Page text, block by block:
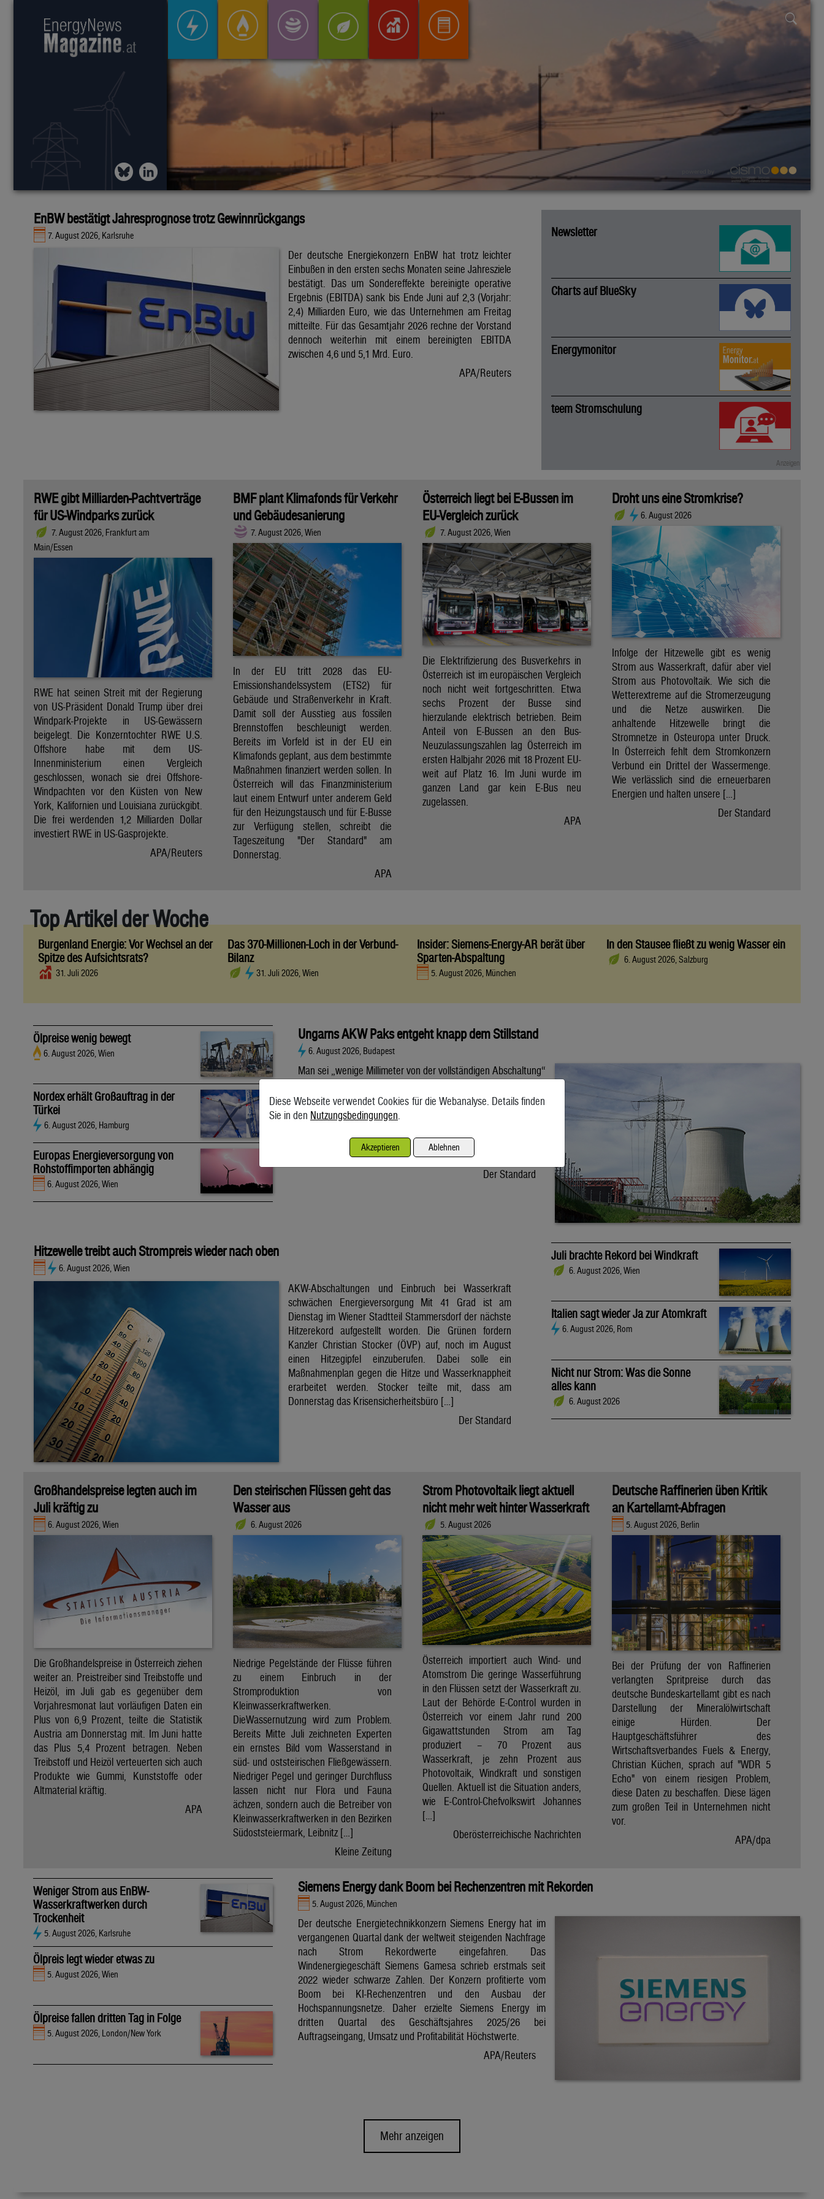
EnBW bestätigt Jahresprognose trotz Gewinnrückgangs
7. August 2026, Karlsruhe
Der deutsche Energiekonzern EnBW hat trotz leichter
Einbußen in den ersten sechs Monaten seine Jahresziele
bestätigt. Das um Sondereffekte bereinigte operative
Ergebnis (EBITDA) sank bis Ende Juni auf 2,3 (Vorjahr:
2,4) Milliarden Euro, wie das Unternehmen am Freitag
mitteilte. Für das Gesamtjahr 2026 rechne der Vorstand
dennoch weiterhin mit einem bereinigten EBITDA
zwischen 4,6 und 5,1 Mrd. Euro.
APA/Reuters
Newsletter
Charts auf BlueSky
Energymonitor
teem Stromschulung
RWE gibt Milliarden-Pachtverträge
für US-Windparks zurück
7. August 2026, Frankfurt am
Main/Essen
RWE hat seinen Streit mit der Regierung
von US-Präsident Donald Trump über drei
Windpark-Projekte in US-Gewässern
beigelegt. Die Konzerntochter RWE U.S.
Offshore habe mit dem US-
Innenministerium einen Vergleich
geschlossen, wonach sie drei Offshore-
Windpachten vor den Küsten von New
York, Kalifornien und Louisiana zurückgibt.
Die frei werdenden 1,2 Milliarden Dollar
investiert RWE in US-Gasprojekte.
APA/Reuters
BMF plant Klimafonds für Verkehr
und Gebäudesanierung
7. August 2026, Wien
In der EU tritt 2028 das EU-
Emissionshandelssystem (ETS2) für
Gebäude und Straßenverkehr in Kraft.
Damit soll der Ausstieg aus fossilen
Brennstoffen beschleunigt werden.
Bereits im Vorfeld ist in der EU ein
Klimafonds geplant, aus dem bestimmte
Maßnahmen finanziert werden sollen. In
Österreich will das Finanzministerium
laut einem Entwurf unter anderem Geld
für den Heizungstausch und für E-Busse
zur Verfügung stellen, schreibt die
Tageszeitung "Der Standard" am
Donnerstag.
APA
Österreich liegt bei E-Bussen im
EU-Vergleich zurück
7. August 2026, Wien
Die Elektrifizierung des Busverkehrs in
Österreich ist im europäischen Vergleich
noch nicht weit fortgeschritten. Etwa
sechs Prozent der Busse sind
hierzulande elektrisch betrieben. Beim
Anteil von E-Bussen an den Bus-
Neuzulassungszahlen lag Österreich im
ersten Halbjahr 2026 mit 18 Prozent EU-
weit auf Platz 16. Im Juni wurde im
ganzen Land gar kein E-Bus neu
zugelassen.
APA
Droht uns eine Stromkrise?
6. August 2026
Infolge der Hitzewelle gibt es wenig
Strom aus Wasserkraft, dafür aber viel
Strom aus Photovoltaik. Wie sich die
Wetterextreme auf die Stromerzeugung
und die Netze auswirken. Die
anhaltende Hitzewelle bringt die
Stromnetze in Osteuropa unter Druck.
In Österreich fehlt dem Stromkonzern
Verbund ein Drittel der Wassermenge.
Wie verlässlich sind die erneuerbaren
Energien und halten unsere […]
Der Standard
Top Artikel der Woche
Burgenland Energie: Vor Wechsel an der
Spitze des Aufsichtsrats?
31. Juli 2026
Das 370-Millionen-Loch in der Verbund-
Bilanz
31. Juli 2026, Wien
Insider: Siemens-Energy-AR berät über
Sparten-Abspaltung
5. August 2026, München
In den Stausee fließt zu wenig Wasser ein
6. August 2026, Salzburg
Ölpreise wenig bewegt
6. August 2026, Wien
Nordex erhält Großauftrag in der
Türkei
6. August 2026, Hamburg
Europas Energieversorgung von
Rohstoffimporten abhängig
6. August 2026, Wien
Ungarns AKW Paks entgeht knapp dem Stillstand
6. August 2026, Budapest
Man sei „wenige Millimeter von der vollständigen Abschaltung“
bleibt aber nach wie vor kritisch. Ein Drittel des ungarischen
Stroms kommt aus dem Kraftwerk. Der Anblick am
Strom noch nie“, sagt Gyuri, der Taxifahrer. Während sein E-
Auto den Budaer Donaukai entlanggleitet, […]
Der Standard
Hitzewelle treibt auch Strompreis wieder nach oben
6. August 2026, Wien
AKW-Abschaltungen und Einbruch bei Wasserkraft
schwächen Energieversorgung Mit 41 Grad ist am
Dienstag im Wiener Stadtteil Stammersdorf der nächste
Hitzerekord aufgestellt worden. Die Grünen fordern
Kanzler Christian Stocker (ÖVP) auf, noch im August
einen Hitzegipfel einzuberufen. Dabei solle ein
Maßnahmenplan gegen die Hitze und Wasserknappheit
erarbeitet werden. Stocker teilte mit, dass am
Donnerstag das Krisensicherheitsbüro […]
Der Standard
Juli brachte Rekord bei Windkraft
6. August 2026, Wien
Italien sagt wieder Ja zur Atomkraft
6. August 2026, Rom
Nicht nur Strom: Was die Sonne
alles kann
6. August 2026
Großhandelspreise legten auch im
Juli kräftig zu
6. August 2026, Wien
Die Großhandelspreise in Österreich ziehen
weiter an. Preistreiber sind Treibstoffe und
Heizöl, im Juli gab es gegenüber dem
Vorjahresmonat laut vorläufigen Daten ein
Plus von 6,9 Prozent, teilte die Statistik
Austria am Donnerstag mit. Im Juni hatte
das Plus 5,4 Prozent betragen. Neben
Treibstoff und Heizöl verteuerten sich auch
Produkte wie Gummi, Kunststoffe oder
Altmaterial kräftig.
APA
Den steirischen Flüssen geht das
Wasser aus
6. August 2026
Niedrige Pegelstände der Flüsse führen
zu einem Einbruch in der
Stromproduktion von
Kleinwasserkraftwerken.
DieWassernutzung wird zum Problem.
Bereits Mitte Juli zeichneten Experten
ein ernstes Bild vom Wasserstand in
süd- und oststeirischen Fließgewässern.
Niedriger Pegel und geringer Durchfluss
lassen nicht nur Flora und Fauna
ächzen, sondern auch die Betreiber von
Kleinwasserkraftwerken in den Bezirken
Südoststeiermark, Leibnitz […]
Kleine Zeitung
Strom Photovoltaik liegt aktuell
nicht mehr weit hinter Wasserkraft
5. August 2026
Österreich importiert auch Wind- und
Atomstrom Die geringe Wasserführung
in den Flüssen setzt der Wasserkraft zu.
Laut der Behörde E-Control wurden in
Österreich vor einem Jahr rund 200
Gigawattstunden Strom am Tag
produziert – 70 Prozent aus
Wasserkraft, je zehn Prozent aus
Photovoltaik, Windkraft und sonstigen
Quellen. Aktuell ist die Situation anders,
wie E-Control-Chefvolkswirt Johannes
[…]
Oberösterreichische Nachrichten
Deutsche Raffinerien üben Kritik
an Kartellamt-Abfragen
5. August 2026, Berlin
Bei der Prüfung der von Raffinerien
verlangten Spritpreise durch das
deutsche Bundeskartellamt gibt es nach
Darstellung der Mineralölwirtschaft
einige Hürden. Der
Hauptgeschäftsführer des
Wirtschaftsverbandes Fuels & Energy,
Christian Küchen, sprach auf "WDR 5
Echo" von einem riesigen Problem,
diese Daten zu beschaffen. Diese lägen
zum großen Teil in Unternehmen nicht
vor.
APA/dpa
Weniger Strom aus EnBW-
Wasserkraftwerken durch
Trockenheit
5. August 2026, Karlsruhe
Ölpreis legt wieder etwas zu
5. August 2026, Wien
Ölpreise fallen dritten Tag in Folge
5. August 2026, London/New York
Siemens Energy dank Boom bei Rechenzentren mit Rekorden
5. August 2026, München
Der deutsche Energietechnikkonzern Siemens Energy hat im
vergangenen Quartal dank der weltweit steigenden Nachfrage
nach Strom Rekordwerte eingefahren. Das
Windenergiegeschäft Siemens Gamesa schrieb erstmals seit
2022 wieder schwarze Zahlen. Der Konzern profitierte vom
Boom bei KI-Rechenzentren und den Ausbau der
Hochspannungsnetze. Daher erzielte Siemens Energy im
dritten Quartal des Geschäftsjahres 2025/26 bei
Auftragseingang, Umsatz und Profitabilität Höchstwerte.
APA/Reuters
Mehr anzeigen
Diese Webseite verwendet Cookies für die Webanalyse. Details finden
Sie in den Nutzungsbedingungen
Akzeptieren Ablehnen